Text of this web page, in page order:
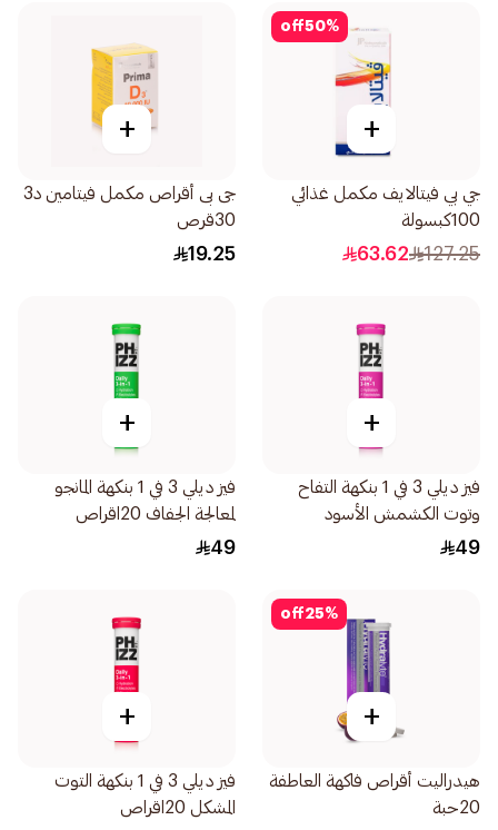
50%
off
+
جي بي فيتالايف مكمل غذائي
100كبسولة
127.25
63.62
+
جى بى أقراص مكمل فيتامين د3
30قرص
19.25
+
فيز ديلي 3 في 1 بنكهة التفاح
وتوت الكشمش الأسود
20اقراص
49
+
فيز ديلي 3 في 1 بنكهة المانجو
لمعالجة الجفاف 20اقراص
49
25%
off
+
هيدراليت أقراص فاكهة العاطفة
20حبة
+
فيز ديلي 3 في 1 بنكهة التوت
المشكل 20اقراص